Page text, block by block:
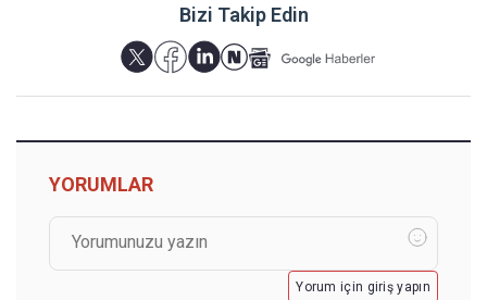
Bizi Takip Edin
YORUMLAR
Yorum için giriş yapın